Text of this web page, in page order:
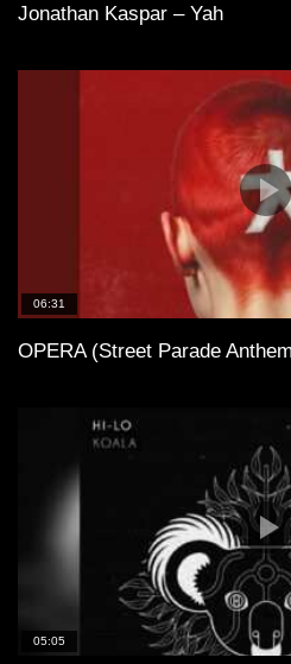
Jonathan Kaspar – Yah
06:31
OPERA (Street Parade
05:05